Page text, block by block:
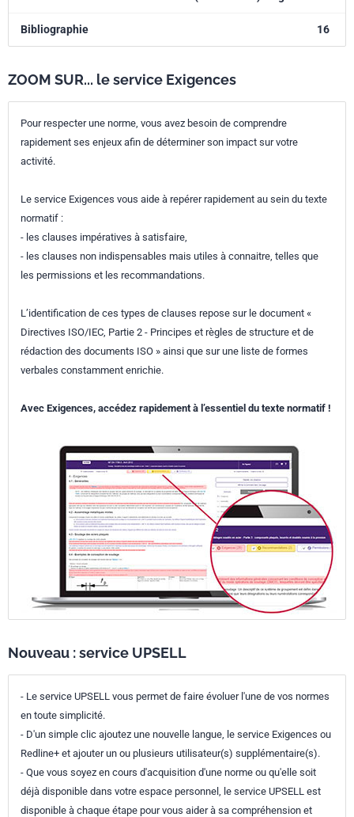
Bibliographie 16
ZOOM SUR... le service Exigences
Pour respecter une norme, vous avez besoin de comprendre
rapidement ses enjeux afin de déterminer son impact sur votre
activité.
Le service Exigences vous aide à repérer rapidement au sein du texte
normatif :
- les clauses impératives à satisfaire,
- les clauses non indispensables mais utiles à connaitre, telles que
les permissions et les recommandations.
L’identification de ces types de clauses repose sur le document «
Directives ISO/IEC, Partie 2 - Principes et règles de structure et de
rédaction des documents ISO » ainsi que sur une liste de formes
verbales constamment enrichie.
Avec Exigences, accédez rapidement à l’essentiel du texte normatif !
Nouveau : service UPSELL
- Le service UPSELL vous permet de faire évoluer l'une de vos normes
en toute simplicité.
- D'un simple clic ajoutez une nouvelle langue, le service Exigences ou
Redline+ et ajouter un ou plusieurs utilisateur(s) supplémentaire(s).
- Que vous soyez en cours d'acquisition d'une norme ou qu'elle soit
déjà disponible dans votre espace personnel, le service UPSELL est
disponible à chaque étape pour vous aider à sa compréhension et